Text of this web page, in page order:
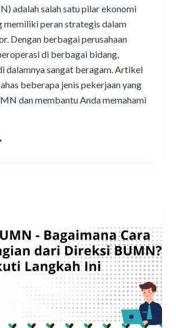
adalah salah satu pilar ekonomi
memiliki peran strategis dalam
Dengan berbagai perusahaan
di berbagai bidang,
dalamnya sangat beragam. Artikel
beberapa jenis pekerjaan yang
dan membantu Anda memahami